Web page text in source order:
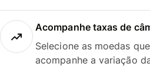
Acompanhe taxas de
Selecione as moedas
acompanhe a variação